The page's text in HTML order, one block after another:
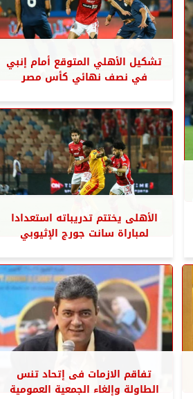
تشكيل الأهلي المتوقع أمام إنبي
في نصف نهائي كأس مصر
الأهلى يختتم تدريباته استعدادا
لمباراة سانت جورج الإثيوبي
تفاقم الازمات فى إتحاد تنس
الطاولة وإلغاء الجمعية العمومية